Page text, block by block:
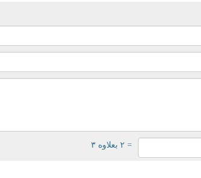
= ۲ بعلاوه ۳